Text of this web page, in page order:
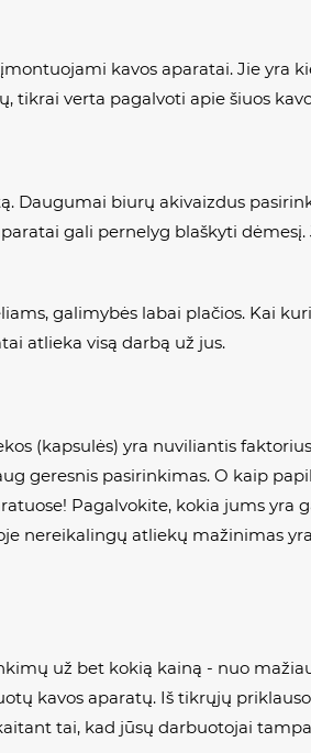
kavos aparatai. Jie yra
tikrai verta pagalvoti apie šiuos
Daugumai biurų akivaizdus
gali pernelyg blaškyti
galimybės labai plačios. Kai
atlieka visą darbą už jus.
(kapsulės) yra nuviliantis
geresnis pasirinkimas. O kaip
Pagalvokite, kokia jums yra
nereikalingų atliekų mažinimas
už bet kokią kainą - nuo
kavos aparatų. Iš tikrųjų
tai, kad jūsų darbuotojai